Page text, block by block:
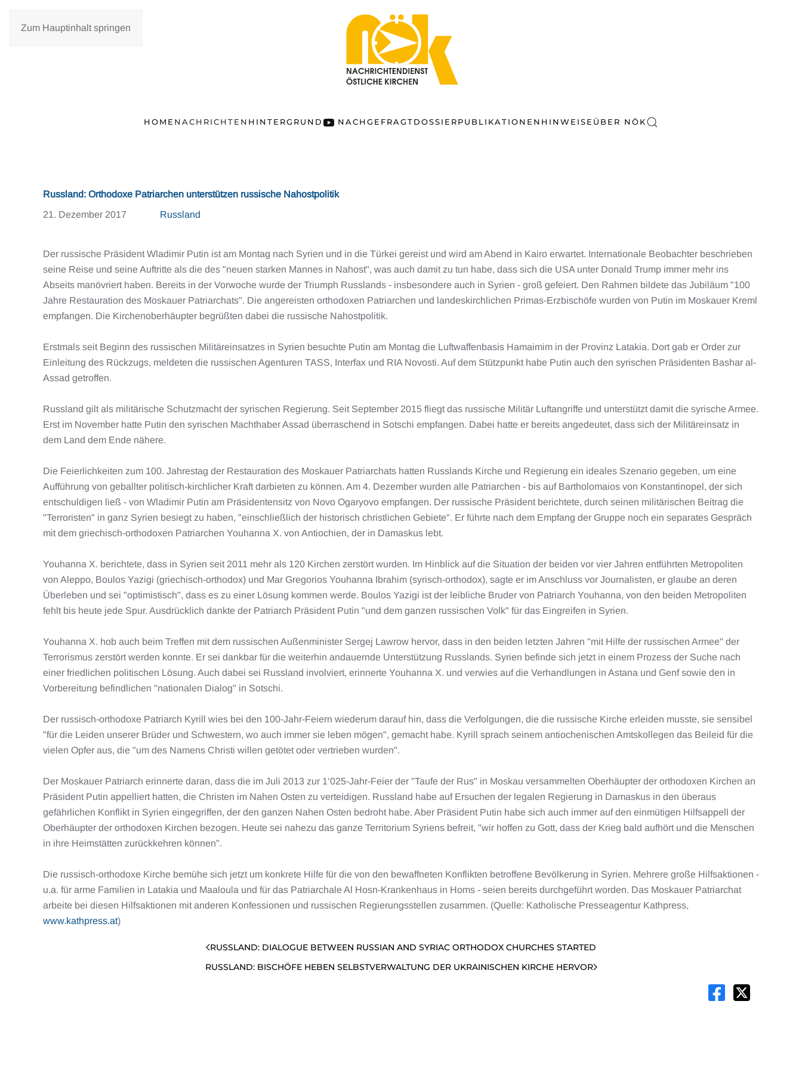
Zum Hauptinhalt springen
HOME NACHRICHTEN HINTERGRUND NACHGEFRAGTDOSSIERPUBLIKATIONEN HINWEISE ÜBER NÖK
Russland: Orthodoxe Patriarchen unterstützen russische Nahostpolitik
21. Dezember 2017
Russland
Der russische Präsident Wladimir Putin ist am Montag nach Syrien und in die Türkei gereist und wird am Abend in Kairo erwartet. Internationale Beobachter beschrieben
seine Reise und seine Auftritte als die des "neuen starken Mannes in Nahost", was auch damit zu tun habe, dass sich die USA unter Donald Trump immer mehr ins
Abseits manövriert haben. Bereits in der Vorwoche wurde der Triumph Russlands - insbesondere auch in Syrien - groß gefeiert. Den Rahmen bildete das Jubiläum "100
Jahre Restauration des Moskauer Patriarchats". Die angereisten orthodoxen Patriarchen und landeskirchlichen Primas-Erzbischöfe wurden von Putin im Moskauer Kreml
empfangen. Die Kirchenoberhäupter begrüßten dabei die russische Nahostpolitik.
Erstmals seit Beginn des russischen Militäreinsatzes in Syrien besuchte Putin am Montag die Luftwaffenbasis Hamaimim in der Provinz Latakia. Dort gab er Order zur
Einleitung des Rückzugs, meldeten die russischen Agenturen TASS, Interfax und RIA Novosti. Auf dem Stützpunkt habe Putin auch den syrischen Präsidenten Bashar al-
Assad getroffen.
Russland gilt als militärische Schutzmacht der syrischen Regierung. Seit September 2015 fliegt das russische Militär Luftangriffe und unterstützt damit die syrische Armee.
Erst im November hatte Putin den syrischen Machthaber Assad überraschend in Sotschi empfangen. Dabei hatte er bereits angedeutet, dass sich der Militäreinsatz in
dem Land dem Ende nähere.
Die Feierlichkeiten zum 100. Jahrestag der Restauration des Moskauer Patriarchats hatten Russlands Kirche und Regierung ein ideales Szenario gegeben, um eine
Aufführung von geballter politisch-kirchlicher Kraft darbieten zu können. Am 4. Dezember wurden alle Patriarchen - bis auf Bartholomaios von Konstantinopel, der sich
entschuldigen ließ - von Wladimir Putin am Präsidentensitz von Novo Ogaryovo empfangen. Der russische Präsident berichtete, durch seinen militärischen Beitrag die
"Terroristen" in ganz Syrien besiegt zu haben, "einschließlich der historisch christlichen Gebiete". Er führte nach dem Empfang der Gruppe noch ein separates Gespräch
mit dem griechisch-orthodoxen Patriarchen Youhanna X. von Antiochien, der in Damaskus lebt.
Youhanna X. berichtete, dass in Syrien seit 2011 mehr als 120 Kirchen zerstört wurden. Im Hinblick auf die Situation der beiden vor vier Jahren entführten Metropoliten
von Aleppo, Boulos Yazigi (griechisch-orthodox) und Mar Gregorios Youhanna Ibrahim (syrisch-orthodox), sagte er im Anschluss vor Journalisten, er glaube an deren
Überleben und sei "optimistisch", dass es zu einer Lösung kommen werde. Boulos Yazigi ist der leibliche Bruder von Patriarch Youhanna, von den beiden Metropoliten
fehlt bis heute jede Spur. Ausdrücklich dankte der Patriarch Präsident Putin "und dem ganzen russischen Volk" für das Eingreifen in Syrien.
Youhanna X. hob auch beim Treffen mit dem russischen Außenminister Sergej Lawrow hervor, dass in den beiden letzten Jahren "mit Hilfe der russischen Armee" der
Terrorismus zerstört werden konnte. Er sei dankbar für die weiterhin andauernde Unterstützung Russlands. Syrien befinde sich jetzt in einem Prozess der Suche nach
einer friedlichen politischen Lösung. Auch dabei sei Russland involviert, erinnerte Youhanna X. und verwies auf die Verhandlungen in Astana und Genf sowie den in
Vorbereitung befindlichen "nationalen Dialog" in Sotschi.
Der russisch-orthodoxe Patriarch Kyrill wies bei den 100-Jahr-Feiern wiederum darauf hin, dass die Verfolgungen, die die russische Kirche erleiden musste, sie sensibel
"für die Leiden unserer Brüder und Schwestern, wo auch immer sie leben mögen", gemacht habe. Kyrill sprach seinem antiochenischen Amtskollegen das Beileid für die
vielen Opfer aus, die "um des Namens Christi willen getötet oder vertrieben wurden".
Der Moskauer Patriarch erinnerte daran, dass die im Juli 2013 zur 1‘025-Jahr-Feier der "Taufe der Rus" in Moskau versammelten Oberhäupter der orthodoxen Kirchen an
Präsident Putin appelliert hatten, die Christen im Nahen Osten zu verteidigen. Russland habe auf Ersuchen der legalen Regierung in Damaskus in den überaus
gefährlichen Konflikt in Syrien eingegriffen, der den ganzen Nahen Osten bedroht habe. Aber Präsident Putin habe sich auch immer auf den einmütigen Hilfsappell der
Oberhäupter der orthodoxen Kirchen bezogen. Heute sei nahezu das ganze Territorium Syriens befreit, "wir hoffen zu Gott, dass der Krieg bald aufhört und die Menschen
in ihre Heimstätten zurückkehren können".
Die russisch-orthodoxe Kirche bemühe sich jetzt um konkrete Hilfe für die von den bewaffneten Konflikten betroffene Bevölkerung in Syrien. Mehrere große Hilfsaktionen -
u.a. für arme Familien in Latakia und Maaloula und für das Patriarchale Al Hosn-Krankenhaus in Homs - seien bereits durchgeführt worden. Das Moskauer Patriarchat
arbeite bei diesen Hilfsaktionen mit anderen Konfessionen und russischen Regierungsstellen zusammen. (Quelle: Katholische Presseagentur Kathpress,
www.kathpress.at)
RUSSLAND: DIALOGUE BETWEEN RUSSIAN AND SYRIAC ORTHODOX CHURCHES STARTED
RUSSLAND: BISCHÖFE HEBEN SELBSTVERWALTUNG DER UKRAINISCHEN KIRCHE HERVOR